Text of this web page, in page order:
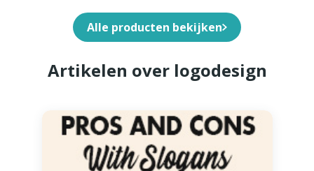
Alle producten bekijken
Artikelen over logodesign